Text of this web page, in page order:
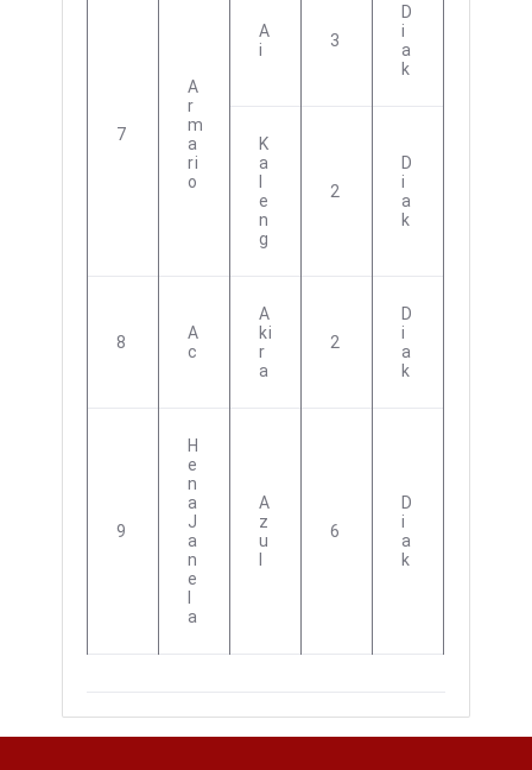
7
A
R
M
A
Ri
O
A
I
3
D
I
A
K
K
A
E
N
G
2
D
I
A
K
8
A
C
A
Ki
R
A
2
D
I
A
K
9
H
E
N
A
J
A
N
E
A
A
Z
U
6
D
I
A
K